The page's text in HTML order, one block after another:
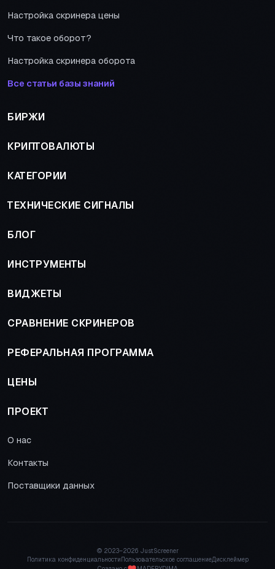
Настройка скринера цены
Что такое оборот?
Настройка скринера оборота
Все статьи базы знаний
БИРЖИ
КРИПТОВАЛЮТЫ
КАТЕГОРИИ
ТЕХНИЧЕСКИЕ СИГНАЛЫ
БЛОГ
ИНСТРУМЕНТЫ
ВИДЖЕТЫ
СРАВНЕНИЕ СКРИНЕРОВ
РЕФЕРАЛЬНАЯ ПРОГРАММА
ЦЕНЫ
ПРОЕКТ
О нас
Контакты
Поставщики данных
© 2023–2026 JustScreener
Политика конфиденциальности Пользовательское соглашениеДисклеймер